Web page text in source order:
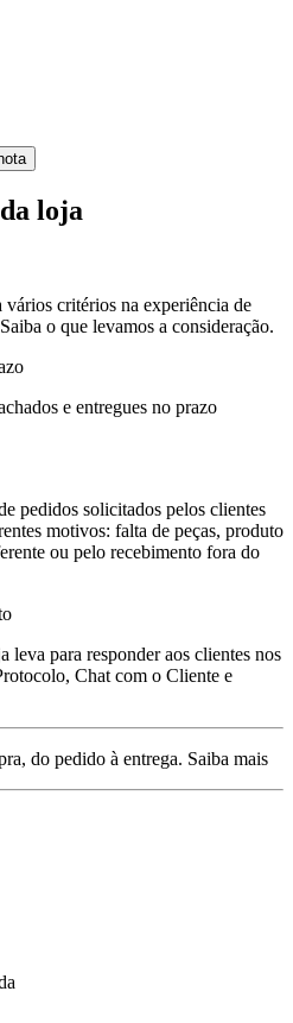
loja
vários critérios na experiência de
o que levamos a consideração.
e entregues no prazo
pedidos solicitados pelos clientes
motivos: falta de peças, produto
ou pelo recebimento fora do
leva para responder aos clientes nos
Chat com o Cliente e
do pedido à entrega. Saiba mais